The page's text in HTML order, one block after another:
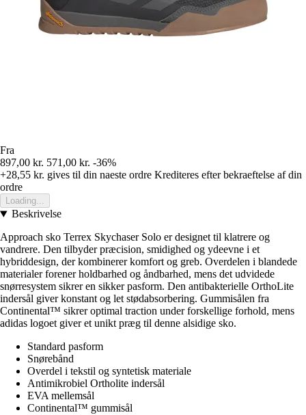
Fra
897,00 kr. 571,00 kr. -36%
+28,55 kr. gives til din naeste ordre Krediteres efter bekraeftelse af din
ordre
Loading...
Beskrivelse
Approach sko Terrex Skychaser Solo er designet til klatrere og
vandrere. Den tilbyder præcision, smidighed og ydeevne i et
hybriddesign, der kombinerer komfort og greb. Overdelen i blandede
materialer forener holdbarhed og åndbarhed, mens det udvidede
snørresystem sikrer en sikker pasform. Den antibakterielle OrthoLite
indersål giver konstant og let stødabsorbering. Gummisålen fra
Continental™ sikrer optimal traction under forskellige forhold, mens
adidas logoet giver et unikt præg til denne alsidige sko.
Standard pasform
Snørebånd
Overdel i tekstil og syntetisk materiale
Antimikrobiel Ortholite indersål
EVA mellemsål
Continental™ gummisål